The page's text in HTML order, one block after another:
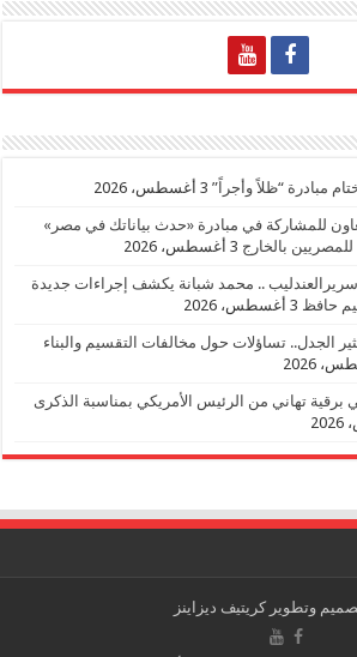
مبادرة “ظلاً وأجراً” 3 أغسطس، 2026
للمشاركة في مبادرة «حدث بياناتك في مصر»
بالخارج 3 أغسطس، 2026
.. محمد شبانة يكشف إجراءات جديدة
حافظ 3 أغسطس، 2026
الجدل.. تساؤلات حول مخالفات التقسيم والبناء
تهاني من الرئيس الأمريكي بمناسبة الذكرى
وتطويركريتيف ديزاينز